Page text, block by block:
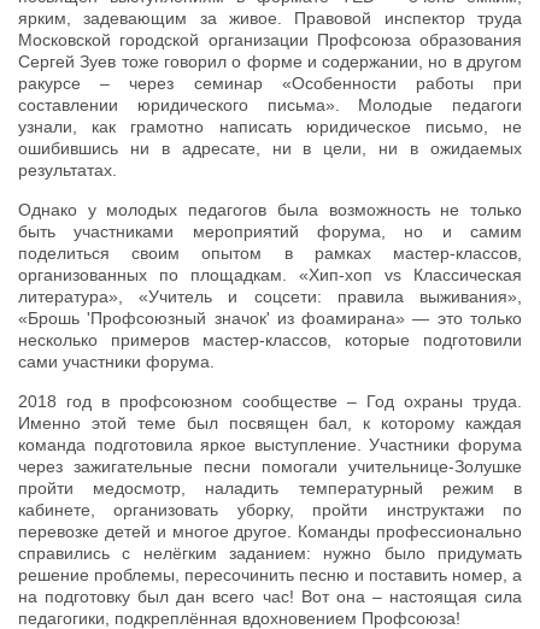
ярким, задевающим за живое. Правовой инспектор труда
Московской городской организации Профсоюза образования
Сергей Зуев тоже говорил о форме и содержании, но в другом
ракурсе – через семинар «Особенности работы при
составлении юридического письма». Молодые педагоги
узнали, как грамотно написать юридическое письмо, не
ошибившись ни в адресате, ни в цели, ни в ожидаемых
результатах.
Однако у молодых педагогов была возможность не только
быть участниками мероприятий форума, но и самим
поделиться своим опытом в рамках мастер-классов,
организованных по площадкам. «Хип-хоп vs Классическая
литература», «Учитель и соцсети: правила выживания»,
«Брошь 'Профсоюзный значок' из фоамирана» — это только
несколько примеров мастер-классов, которые подготовили
сами участники форума.
2018 год в профсоюзном сообществе – Год охраны труда.
Именно этой теме был посвящен бал, к которому каждая
команда подготовила яркое выступление. Участники форума
через зажигательные песни помогали учительнице-Золушке
пройти медосмотр, наладить температурный режим в
кабинете, организовать уборку, пройти инструктажи по
перевозке детей и многое другое. Команды профессионально
справились с нелёгким заданием: нужно было придумать
решение проблемы, пересочинить песню и поставить номер, а
на подготовку был дан всего час! Вот она – настоящая сила
педагогики, подкреплённая вдохновением Профсоюза!